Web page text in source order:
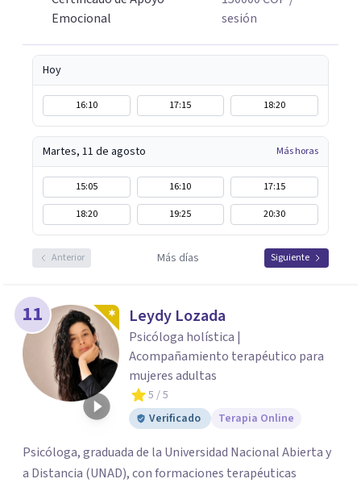
Emocional
sesión
Hoy
16:10 17:15 18:20
Martes, 11 de agosto Más horas
15:05 16:10
17:15
18:20
19:25 20:30
Anterior Más días Siguiente
11 Leydy Lozada
Psicóloga holística |
Acompañamiento terapéutico para
mujeres adultas
5 / 5
Verificado
Terapia Online
Psicóloga, graduada de la Universidad Nacional Abierta y
a Distancia (UNAD), con formaciones terapéuticas